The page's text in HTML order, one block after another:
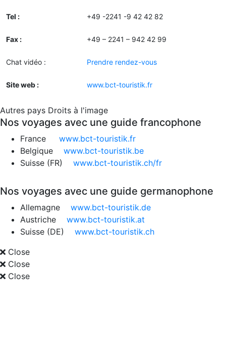
Tel : +49 -2241 -9 42 42 82
Fax : +49 – 2241 – 942 42 99
Chat vidéo : Prendre rendez-vous
Site web : www.bct-touristik.fr
Autres pays Droits à l'image
Nos voyages avec une guide francophone
France www.bct-touristik.fr
Belgique www.bct-touristik.be
Suisse (FR) www.bct-touristik.ch/fr
Nos voyages avec une guide germanophone
Allemagne www.bct-touristik.de
Austriche www.bct-touristik.at
Suisse (DE) www.bct-touristik.ch
Close
Close
Close